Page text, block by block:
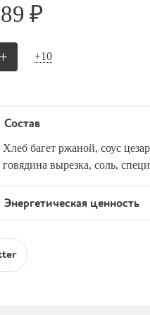
₽
+ +10
Состав
Хлеб багет ржаной, соус
говядина вырезка, соль,
Энергетическая ценность